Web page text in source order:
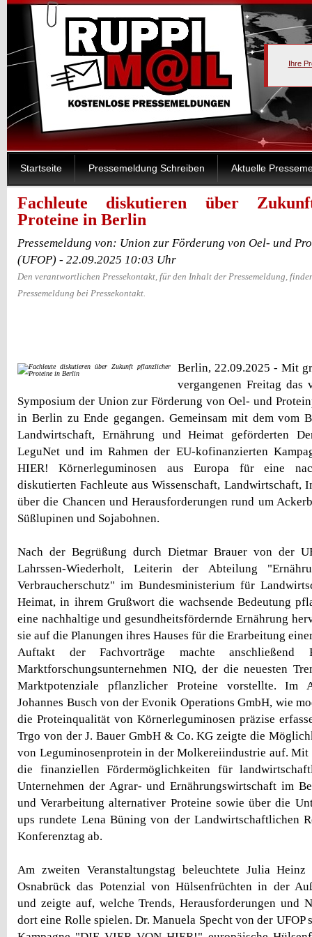
Ihre
Startseite Pressemeldung Schreiben Aktuelle
Fachleute diskutieren über
Proteine in Berlin
Pressemeldung von: Union zur Förderung von Oel- und
(UFOP) - 22.09.2025 10:03 Uhr
Den verantwortlichen Pressekontakt, für den Inhalt der Pressemeldung,
Pressemeldung bei Pressekontakt.
Berlin, 22.09.2025 - Mit
vergangenen Freitag das
Symposium der Union zur Förderung von Oel- und
in Berlin zu Ende gegangen. Gemeinsam mit dem vom
Landwirtschaft, Ernährung und Heimat geförderten
LeguNet und im Rahmen der EU-kofinanzierten
HIER! Körnerleguminosen aus Europa für eine
diskutierten Fachleute aus Wissenschaft, Landwirtschaft,
über die Chancen und Herausforderungen rund um
Süßlupinen und Sojabohnen.
Nach der Begrüßung durch Dietmar Brauer von der
Lahrssen-Wiederholt, Leiterin der Abteilung
Verbraucherschutz" im Bundesministerium für
Heimat, in ihrem Grußwort die wachsende Bedeutung
eine nachhaltige und gesundheitsfördernde Ernährung
sie auf die Planungen ihres Hauses für die Erarbeitung
Auftakt der Fachvorträge machte
Marktforschungsunternehmen NIQ, der die neuesten
Marktpotenziale pflanzlicher Proteine vorstellte. Im
Johannes Busch von der Evonik Operations GmbH, wie
die Proteinqualität von Körnerleguminosen präzise
Trgo von der J. Bauer GmbH & Co. KG zeigte die
von Leguminosenprotein in der Molkereiindustrie auf.
die finanziellen Fördermöglichkeiten für
Unternehmen der Agrar- und Ernährungswirtschaft im
und Verarbeitung alternativer Proteine sowie über die
ups rundete Lena Büning von der Landwirtschaftlichen
Konferenztag ab.
Am zweiten Veranstaltungstag beleuchtete Julia
Osnabrück das Potenzial von Hülsenfrüchten in der
und zeigte auf, welche Trends, Herausforderungen und
dort eine Rolle spielen. Dr. Manuela Specht von der UFOP